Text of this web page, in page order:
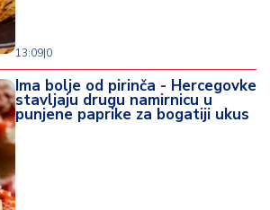
13:09|0
Ima bolje od pirinča - Hercegovke
stavljaju drugu namirnicu u
punjene paprike za bogatiji ukus